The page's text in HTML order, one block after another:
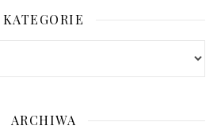
KATEGORIE
ARCHIWA